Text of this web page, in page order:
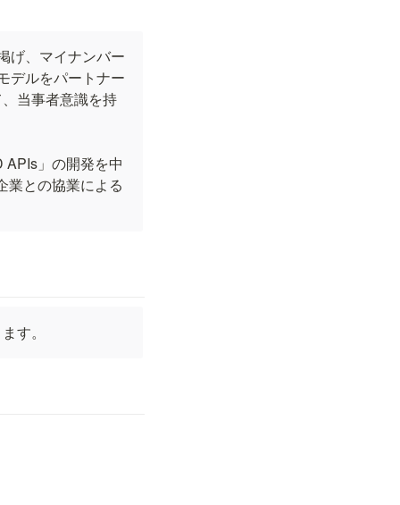
げ、マイナンバー
デルをパートナー
当事者意識を持
」の開発を中
業との協業による
す。